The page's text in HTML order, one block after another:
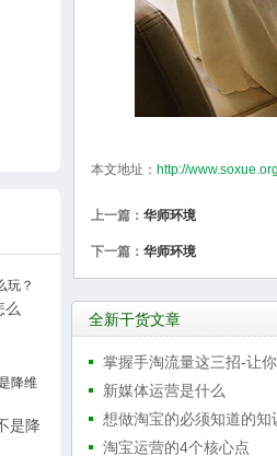
么
是降
本文地址： http://
上一篇： 华师环境
下一篇： 华师环境
全新干货文章
掌握手淘流量这三招-让
新媒体运营是什么
想做淘宝的必须知道的知
淘宝运营的4个核心点